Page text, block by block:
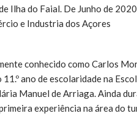
Ilha do Faial. De Junho de
e Industria dos Açores
conhecido como Carlos
ano de escolaridade na
Manuel de Arriaga. Ainda
experiência na área do